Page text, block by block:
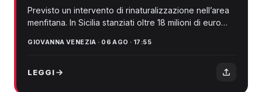
Previsto un intervento di rinaturalizzazione nell’area
menfitana. In Sicilia stanziati oltre 18 milioni di euro
GIOVANNA VENEZIA · 06 AGO · 17:55
LEGGI